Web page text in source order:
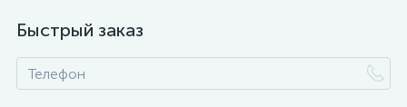
Быстрый заказ